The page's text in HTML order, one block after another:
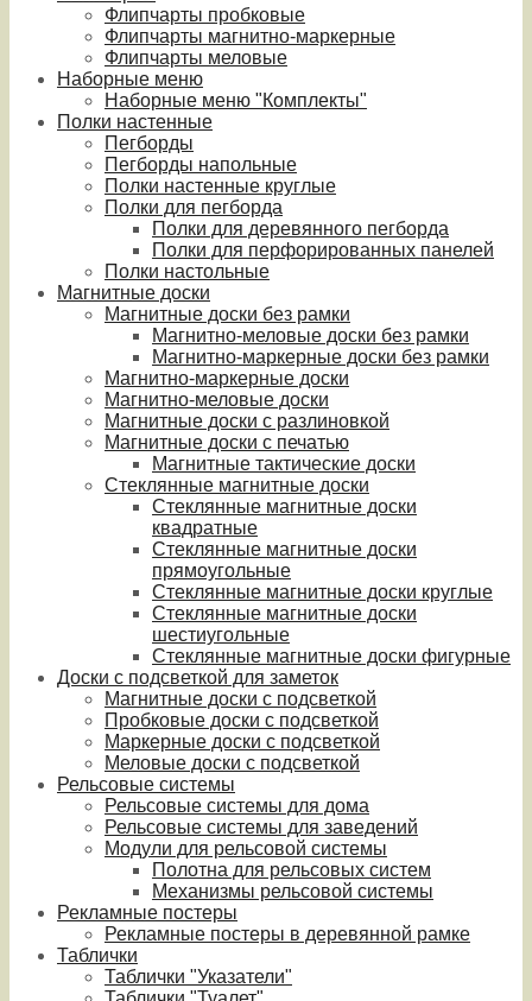
Флипчарты пробковые
Флипчарты магнитно-маркерные
Флипчарты меловые
Наборные меню
Наборные меню "Комплекты"
Полки настенные
Пегборды
Пегборды напольные
Полки настенные круглые
Полки для пегборда
Полки для деревянного пегборда
Полки для перфорированных панелей
Полки настольные
Магнитные доски
Магнитные доски без рамки
Магнитно-меловые доски без рамки
Магнитно-маркерные доски без рамки
Магнитно-маркерные доски
Магнитно-меловые доски
Магнитные доски с разлиновкой
Магнитные доски с печатью
Магнитные тактические доски
Стеклянные магнитные доски
Стеклянные магнитные доски
квадратные
Стеклянные магнитные доски
прямоугольные
Стеклянные магнитные доски круглые
Стеклянные магнитные доски
шестиугольные
Стеклянные магнитные доски фигурные
Доски с подсветкой для заметок
Магнитные доски с подсветкой
Пробковые доски с подсветкой
Маркерные доски с подсветкой
Меловые доски с подсветкой
Рельсовые системы
Рельсовые системы для дома
Рельсовые системы для заведений
Модули для рельсовой системы
Полотна для рельсовых систем
Механизмы рельсовой системы
Рекламные постеры
Рекламные постеры в деревянной рамке
Таблички
Таблички "Указатели"